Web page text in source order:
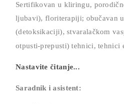
Sertifikovan u kliringu,
ljubavi), floriterapiji; obučavan
(detoksikaciji), stvaralačkom
otpusti-prepusti) tehnici,tehnici
Nastavite čitanje...
Saradnik i asistent: